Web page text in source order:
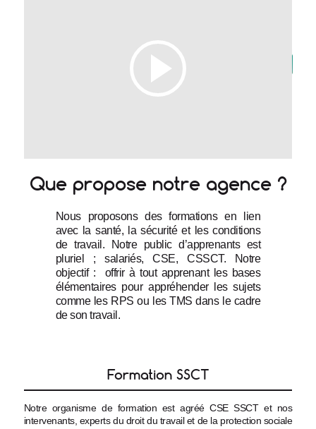
Que propose notre agence ?
Nous proposons des formations en lien
avec la santé, la sécurité et les conditions
de travail. Notre public d’apprenants est
pluriel ; salariés, CSE, CSSCT. Notre
objectif :  offrir à tout apprenant les bases
élémentaires pour appréhender les sujets
comme les RPS ou les TMS dans le cadre
de son travail.
Formation SSCT
Notre organisme de formation est agréé CSE SSCT et nos
intervenants, experts du droit du travail et de la protection sociale